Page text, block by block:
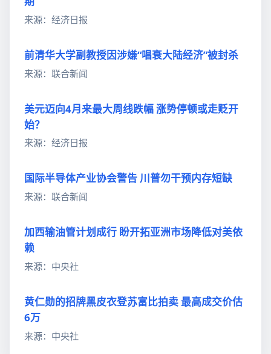
来源：经济日报
前清华大学副教授因涉嫌“唱衰大陆经济”被封杀
来源：联合新闻
美元迈向4月来最大周线跌幅 涨势停顿或走贬开
始？
来源：经济日报
国际半导体产业协会警告 川普勿干预内存短缺
来源：联合新闻
加西输油管计划成行 盼开拓亚洲市场降低对美依
赖
来源：中央社
黄仁勋的招牌黑皮衣登苏富比拍卖 最高成交价估
6万
来源：中央社